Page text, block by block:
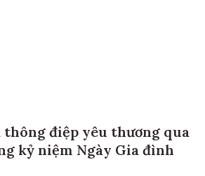
thông điệp yêu thương qua
kỷ niệm Ngày Gia đình